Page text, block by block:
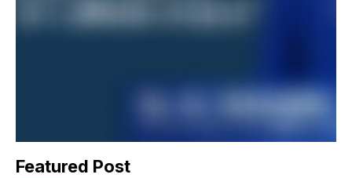
Featured Post